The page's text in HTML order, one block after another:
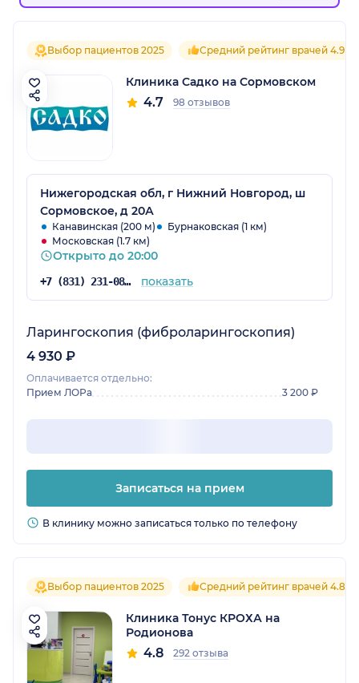
Выбор пациентов 2025 Средний рейтинг врачей 4.9
Клиника Садко на Сормовском
4.7 98 отзывов
Нижегородская обл, г Нижний Новгород, ш
Сормовское, д 20А
Канавинская (200 м)
Бурнаковская (1 км)
Московская (1.7 км)
Открыто до 20:00
+7 (831) 231-08-16 показать
Ларингоскопия (фиброларингоскопия)
4 930 ₽
Оплачивается отдельно:
Прием ЛОРа
3 200 ₽
Записаться на прием
В клинику можно записаться только по телефону
Выбор пациентов 2025 Средний рейтинг врачей 4.8
Клиника Тонус КРОХА на
Родионова
4.8 292 отзыва